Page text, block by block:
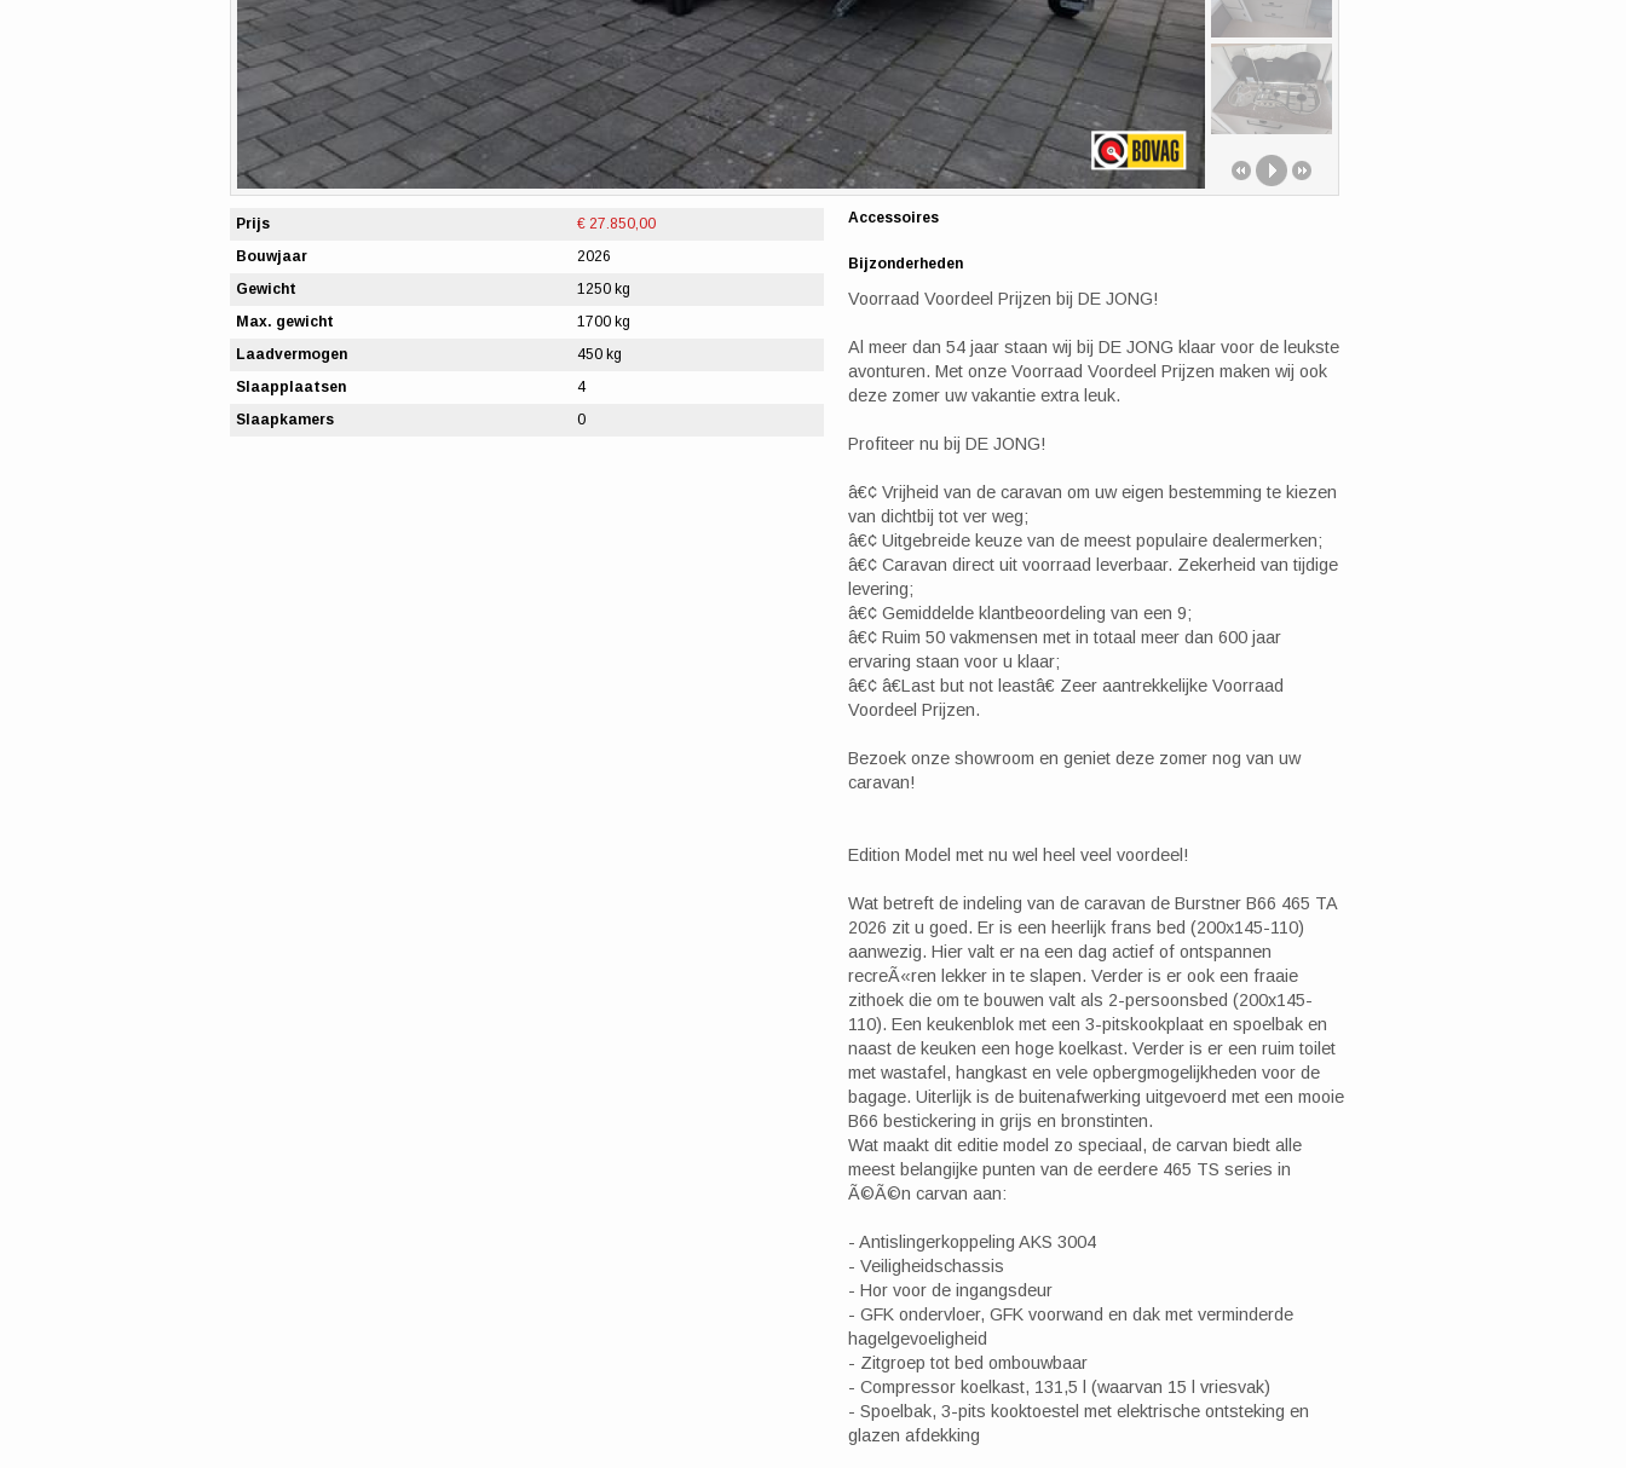
Prijs
€ 27.850,00
Bouwjaar
2026
Gewicht
1250 kg
Max. gewicht
1700 kg
Laadvermogen
450 kg
Slaapplaatsen
4
Slaapkamers
0
Accessoires
Bijzonderheden
Voorraad Voordeel Prijzen bij DE JONG!
Al meer dan 54 jaar staan wij bij DE JONG klaar voor de leukste
avonturen. Met onze Voorraad Voordeel Prijzen maken wij ook
deze zomer uw vakantie extra leuk.
Profiteer nu bij DE JONG!
â€¢ Vrijheid van de caravan om uw eigen bestemming te kiezen
van dichtbij tot ver weg;
â€¢ Uitgebreide keuze van de meest populaire dealermerken;
â€¢ Caravan direct uit voorraad leverbaar. Zekerheid van tijdige
levering;
â€¢ Gemiddelde klantbeoordeling van een 9;
â€¢ Ruim 50 vakmensen met in totaal meer dan 600 jaar
ervaring staan voor u klaar;
â€¢ â€Last but not leastâ€ Zeer aantrekkelijke Voorraad
Voordeel Prijzen.
Bezoek onze showroom en geniet deze zomer nog van uw
caravan!
Edition Model met nu wel heel veel voordeel!
Wat betreft de indeling van de caravan de Burstner B66 465 TA
2026 zit u goed. Er is een heerlijk frans bed (200x145-110)
aanwezig. Hier valt er na een dag actief of ontspannen
recreÃ«ren lekker in te slapen. Verder is er ook een fraaie
zithoek die om te bouwen valt als 2-persoonsbed (200x145-
110). Een keukenblok met een 3-pitskookplaat en spoelbak en
naast de keuken een hoge koelkast. Verder is er een ruim toilet
met wastafel, hangkast en vele opbergmogelijkheden voor de
bagage. Uiterlijk is de buitenafwerking uitgevoerd met een mooie
B66 bestickering in grijs en bronstinten.
Wat maakt dit editie model zo speciaal, de carvan biedt alle
meest belangijke punten van de eerdere 465 TS series in
Ã©Ã©n carvan aan:
- Antislingerkoppeling AKS 3004
- Veiligheidschassis
- Hor voor de ingangsdeur
- GFK ondervloer, GFK voorwand en dak met verminderde
hagelgevoeligheid
- Zitgroep tot bed ombouwbaar
- Compressor koelkast, 131,5 l (waarvan 15 l vriesvak)
- Spoelbak, 3-pits kooktoestel met elektrische ontsteking en
glazen afdekking